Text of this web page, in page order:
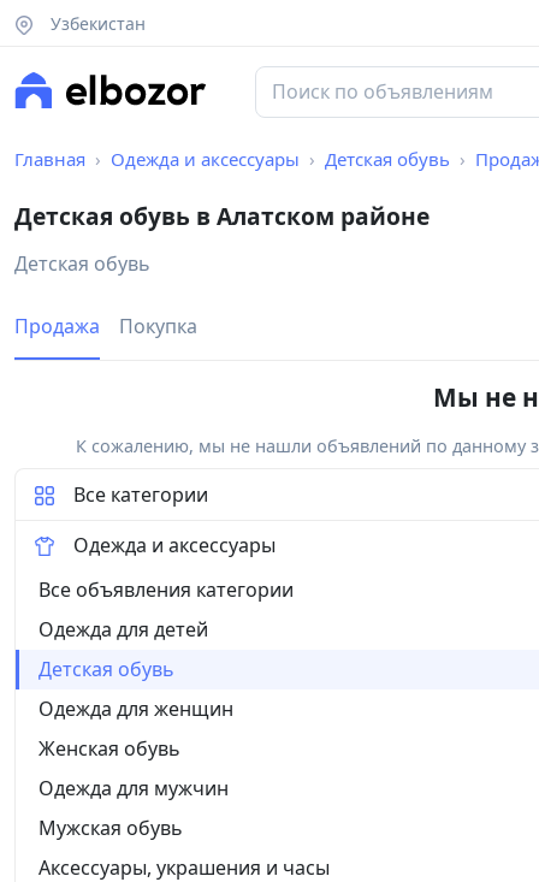
Узбекистан
Главная Одежда и аксессуары Детская обувь
Детская обувь в Алатском районе
Детская обувь
Продажа Покупка
Мы не
К сожалению, мы не нашли объявлений по данному
Все категории
Одежда и аксессуары
Все объявления категории
Одежда для детей
Детская обувь
Одежда для женщин
Женская обувь
Одежда для мужчин
Мужская обувь
Аксессуары, украшения и часы